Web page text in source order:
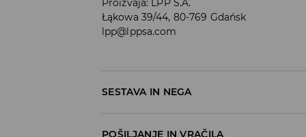
Proizvaja: LPP S.A.
Łąkowa 39/44, 80-769 Gdańsk
lpp@lppsa.com
SESTAVA IN NEGA
POŠILJANJE IN VRAČILA